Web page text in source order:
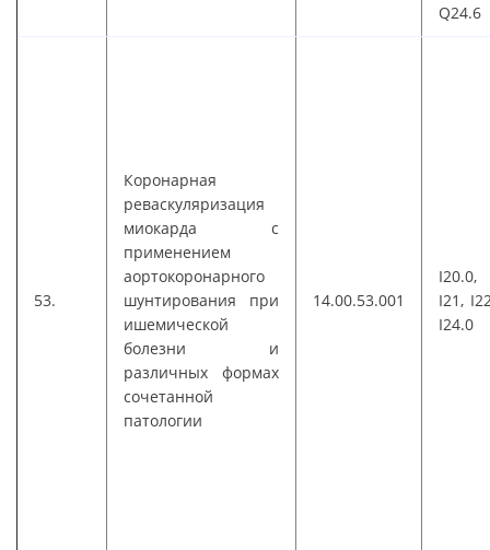
Q24.6
53.
Коронарная
реваскуляризация
миокарда с
применением
аортокоронарного
шунтирования при
ишемической
болезни и
различных формах
сочетанной
патологии
14.00.53.001
I20.0,
I21,
I24.0